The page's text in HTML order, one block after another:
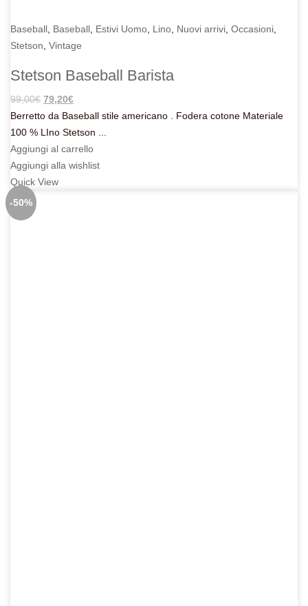
Baseball, Baseball, Estivi Uomo, Lino, Nuovi arrivi, Occasioni,
Stetson, Vintage
Stetson Baseball Barista
99,00€ Il
prezzo
originale
era:
99,00€.
79,20€Il
prezzo
attuale
è:
79,20€.
Berretto da Baseball stile americano . Fodera cotone Materiale
100 % LIno Stetson ...
Aggiungi al carrello
Aggiungi alla wishlist
Quick View
-50%